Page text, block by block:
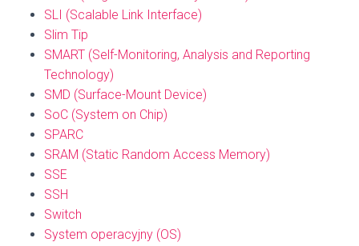
SLI (Scalable Link Interface)
Slim Tip
SMART (Self-Monitoring, Analysis and Reporting
Technology)
SMD (Surface-Mount Device)
SoC (System on Chip)
SPARC
SRAM (Static Random Access Memory)
SSE
SSH
Switch
System operacyjny (OS)